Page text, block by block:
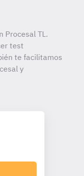
Procesal TL.
test
te facilitamos
y